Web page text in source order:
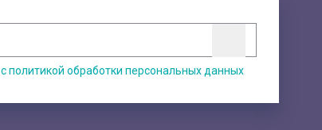
с политикой обработки персональных данных